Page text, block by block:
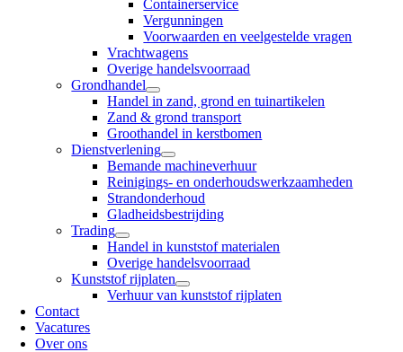
Containerservice
Vergunningen
Voorwaarden en veelgestelde vragen
Vrachtwagens
Overige handelsvoorraad
Grondhandel
Handel in zand, grond en tuinartikelen
Zand & grond transport
Groothandel in kerstbomen
Dienstverlening
Bemande machineverhuur
Reinigings- en onderhoudswerkzaamheden
Strandonderhoud
Gladheidsbestrijding
Trading
Handel in kunststof materialen
Overige handelsvoorraad
Kunststof rijplaten
Verhuur van kunststof rijplaten
Contact
Vacatures
Over ons